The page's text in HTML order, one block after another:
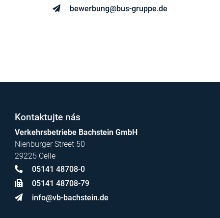
bewerbung@bus-gruppe.de
Kontaktujte nás
Verkehrsbetriebe Bachstein GmbH
Nienburger Street 50
29225 Celle
05141 48708-0
05141 48708-79
info@vb-bachstein.de